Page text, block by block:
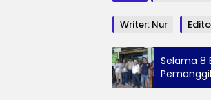
Writer: Nur
Selama 8